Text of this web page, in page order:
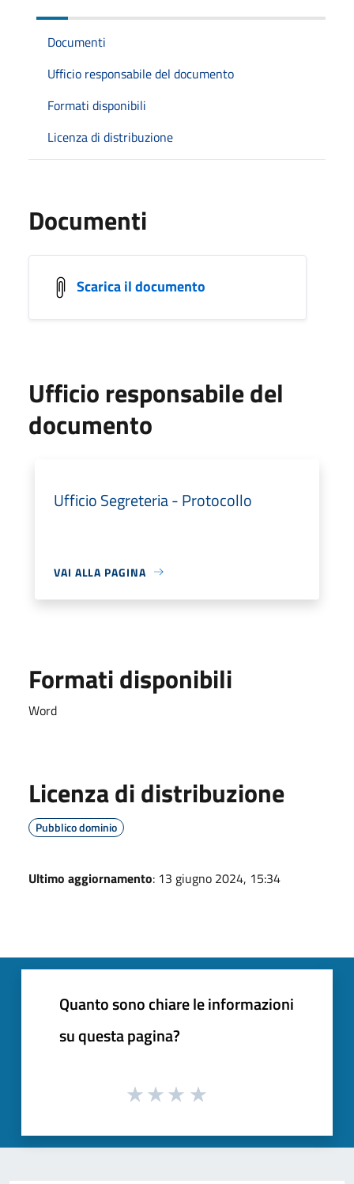
Documenti
Ufficio responsabile del documento
Formati disponibili
Licenza di distribuzione
Documenti
Scarica il documento
Ufficio responsabile del
documento
Ufficio Segreteria - Protocollo
VAI ALLA PAGINA
Formati disponibili
Word
Licenza di distribuzione
Pubblico dominio
Ultimo aggiornamento: 13 giugno 2024, 15:34
Quanto sono chiare le informazioni
su questa pagina?